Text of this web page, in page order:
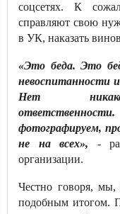
соцсетях. К
справляют свою
в УК, наказать
«Это беда. Это
невоспитанности
Нет
фотографируем,
не на всех», -
организации.
Честно говоря, мы,
подобным итогом.